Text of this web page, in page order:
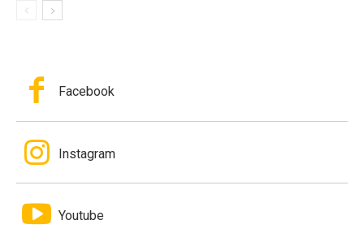
Facebook
Instagram
Youtube